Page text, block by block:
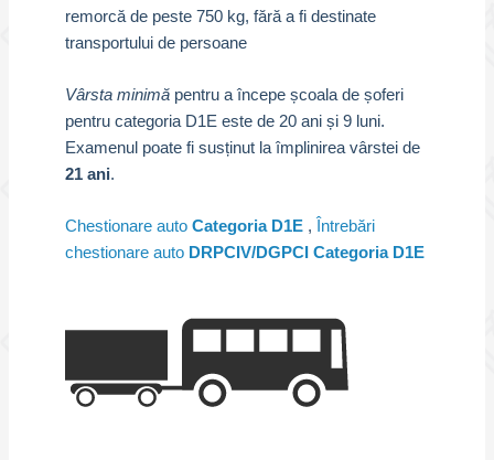
remorcă de peste 750 kg, fără a fi destinate
transportului de persoane
Vârsta minimă pentru a începe școala de șoferi
pentru categoria D1E este de 20 ani și 9 luni.
Examenul poate fi susținut la împlinirea vârstei de
21 ani.
Chestionare auto Categoria D1E ,
Întrebări
chestionare auto DRPCIV/DGPCI Categoria D1E